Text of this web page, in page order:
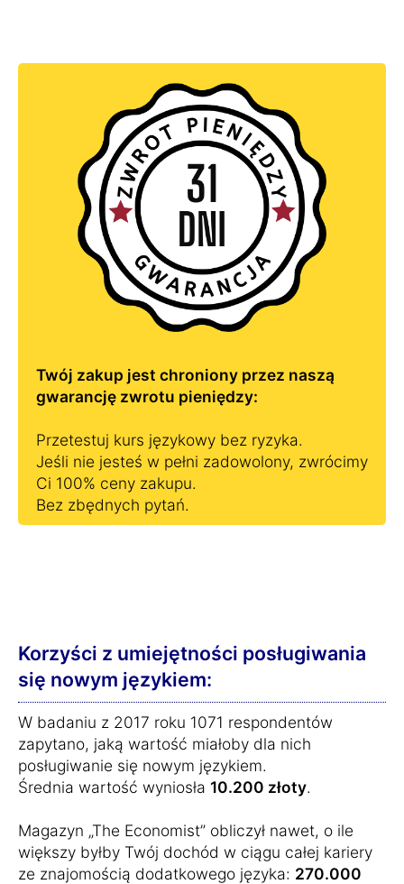
Twój zakup jest chroniony przez naszą
gwarancję zwrotu pieniędzy:
Przetestuj kurs językowy bez ryzyka.
Jeśli nie jesteś w pełni zadowolony, zwrócimy
Ci 100% ceny zakupu.
Bez zbędnych pytań.
Korzyści z umiejętności posługiwania
się nowym językiem:
W badaniu z 2017 roku 1071 respondentów
zapytano, jaką wartość miałoby dla nich
posługiwanie się nowym językiem.
Średnia wartość wyniosła 10.200 złoty.
Magazyn „The Economist” obliczył nawet, o ile
większy byłby Twój dochód w ciągu całej kariery
ze znajomością dodatkowego języka: 270.000